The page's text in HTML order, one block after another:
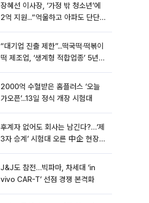
장혜선 이사장, ‘가정 밖 청소년’에
2억 지원...“억울하고 아파도 단단해
“대기업 진출 제한”...떡국떡·떡볶이
떡 제조업, ‘생계형 적합업종’ 5년
2000억 수혈받은 홈플러스 ‘오늘
가오픈’...13일 정식 개장 시험대
후계자 없어도 회사는 남긴다?…‘제
3자 승계’ 시험대 오른 中企 현장
J&J도 참전…빅파마, 차세대 ‘in
vivo CAR-T’ 선점 경쟁 본격화